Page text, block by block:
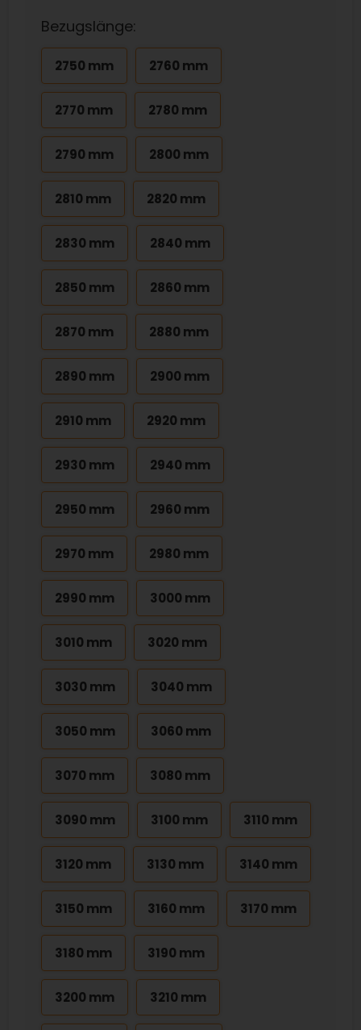
Bezugslänge:
2750 mm 2760 mm
2770 mm 2780 mm
2790 mm 2800 mm
2810 mm 2820 mm
2830 mm 2840 mm
2850 mm 2860 mm
2870 mm 2880 mm
2890 mm 2900 mm
2910 mm 2920 mm
2930 mm 2940 mm
2950 mm 2960 mm
2970 mm 2980 mm
2990 mm 3000 mm
3010 mm 3020 mm
3030 mm 3040 mm
3050 mm 3060 mm
3070 mm 3080 mm
3090 mm 3100 mm 3110 mm
3120 mm 3130 mm 3140 mm
3150 mm 3160 mm 3170 mm
3180 mm 3190 mm
3200 mm 3210 mm